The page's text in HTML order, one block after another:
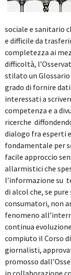
sociale e sanitario
e difficile da
completezza ai
difficoltà,
stilato un
grado di fornire
interessati a
competenza e a
ricerche
dialogo fra esperti
fondamentale per
facile approccio
allarmistici che
l’informazione su
di alcol che, se
consumatori, non
fenomeno
continua
compiuto il Corso
giornalisti,
promosso